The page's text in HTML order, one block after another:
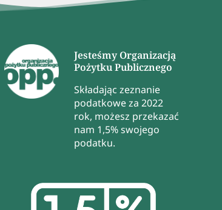
Jesteśmy Organizacją
Pożytku Publicznego
Składając zeznanie
podatkowe za 2022
rok, możesz przekazać
nam 1,5% swojego
podatku.